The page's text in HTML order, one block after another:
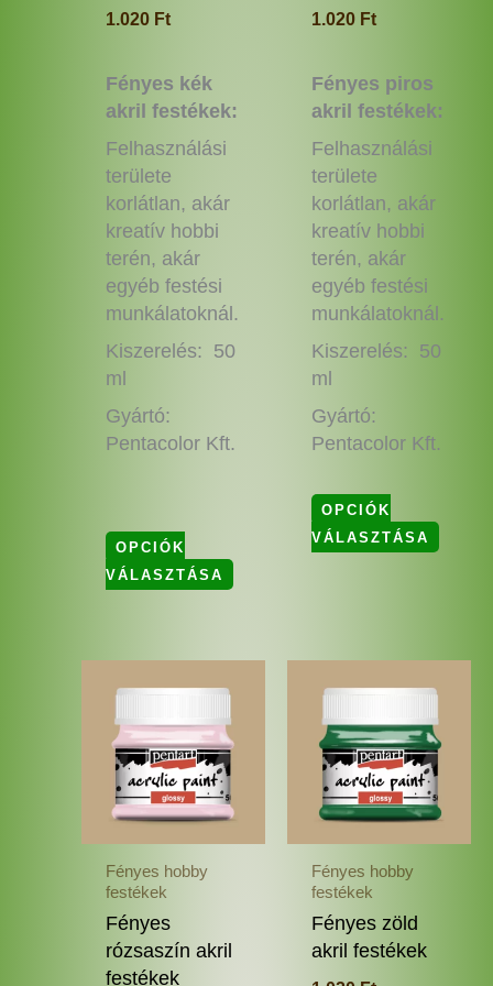
1.020 Ft
Fényes kék
akril festékek:
Felhasználási
területe
korlátlan, akár
kreatív hobbi
terén, akár
egyéb festési
munkálatoknál.
Kiszerelés: 50
ml
Gyártó:
Pentacolor Kft.
OPCIÓK
VÁLASZTÁSA
1.020 Ft
Fényes piros
akril festékek:
Felhasználási
területe
korlátlan, akár
kreatív hobbi
terén, akár
egyéb festési
munkálatoknál.
Kiszerelés: 50
ml
Gyártó:
Pentacolor Kft.
OPCIÓK
VÁLASZTÁSA
Fényes hobby
festékek
Fényes
rózsaszín akril
festékek
terméknek
több
van.
változatok
termékoldalon
választhatók
Fényes hobby
festékek
Fényes zöld
akril festékek
több
van.